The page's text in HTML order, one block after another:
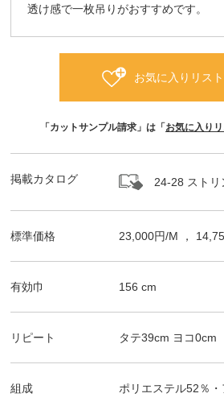
透け感で一枚吊りがおすすめです。
お気に入りリス
「カットサンプル請求」は「 お気に入り
掲載カタログ 24-28 ストリ
標準価格 23,000円/M ，
有効巾 156 cm
リピート タテ39cm ヨコ0cm
組成 ポリエステル52％